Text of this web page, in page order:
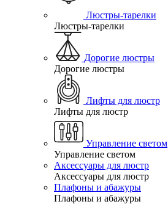
Люстры-тарелки
Люстры-тарелки
Дорогие люстры
Дорогие люстры
Лифты для люстр
Лифты для люстр
Управление светом
Управление светом
Аксессуары для люстр
Аксессуары для люстр
Плафоны и абажуры
Плафоны и абажуры